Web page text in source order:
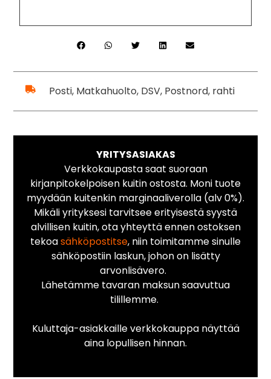
Posti, Matkahuolto, DSV, Postnord, rahti
YRITYSASIAKAS
Verkkokaupasta saat suoraan
kirjanpitokelpoisen kuitin ostosta. Moni tuote
myydään kuitenkin marginaaliverolla (alv 0%).
Mikäli yrityksesi tarvitsee erityisestä syystä
alvillisen kuitin, ota yhteyttä ennen ostoksen
tekoasähköpostitse, niin toimitamme sinulle
sähköpostiin laskun, johon on lisätty
arvonlisävero.
Lähetämme tavaran maksun saavuttua
tilillemme.
Kuluttaja-asiakkaille verkkokauppa näyttää
aina lopullisen hinnan.